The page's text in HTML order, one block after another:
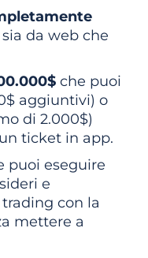
da web che
che puoi
aggiuntivi) o
di 2.000$)
ticket in app.
puoi eseguire
e
con la
mettere a